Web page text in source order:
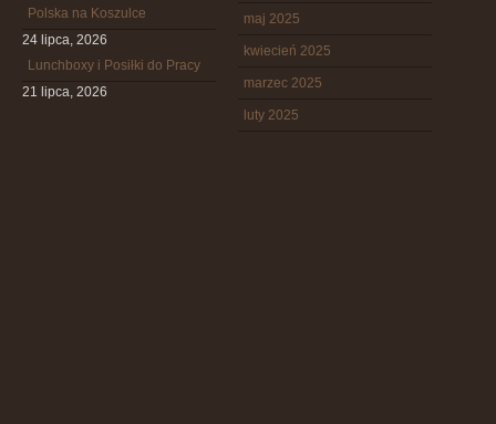
Polska na Koszulce
24 lipca, 2026
Lunchboxy i Posiłki do Pracy
21 lipca, 2026
maj 2025
kwiecień 2025
marzec 2025
luty 2025